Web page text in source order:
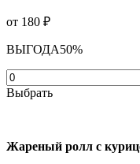
от 180 ₽
ВЫГОДА50%
Выбрать
Жареный ролл с